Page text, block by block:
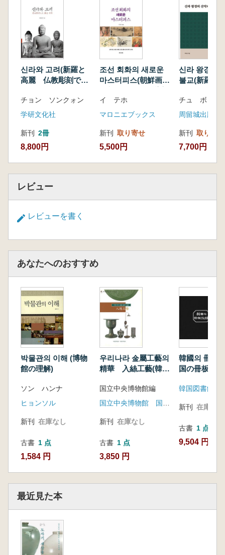
다. 지금까지 사용자 관점에서 보았던 도자기를
제작자 즉, 사기장의 관점에서 이해하려 노력했
다. 이 책은 이 땅의 무수히 많았던 이름 없는 도
공들에게 헌정하여 그들의 희생과 넋을 헤아리
는데 다소나마 위안이 되길 바라는 속죄의 마음
을 담고 있다.
신라와 고려(新羅と
高麗 仏教彫刻で見
チョン ソンクォン
学研文化社
新刊 2冊
8,800円
조선 회화의 새로운
마스터피스(朝鮮画家
鄭敾、豹庵 姜世晃、
檀園金弘道などの名
イ テホ
マロニエブックス
新刊 取り寄せ
5,500円
신라 왕경의
불교(新羅王
チュ ボドン
周留城出版社
新刊 取り寄せ
7,700円
レビュー
レビューを書く
あなたへのおすすめ
박물관의 이해 (博物
館の理解)
ソン ハンナ
ヒョンソル
新刊 在庫なし
古書 1 点
1,584 円
우리나라 金屬工藝의
精華 入絲工藝(韓国
絲工芸)
国立中央博物館編
新刊 在庫なし
古書 1 点
3,850 円
韓國의 冊板
国の冊板紋
韓国図書館協
新刊 在庫なし
古書 1 点
9,504 円
最近見た本